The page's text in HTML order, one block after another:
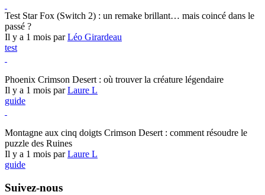
Test Star Fox (Switch 2) : un remake brillant… mais coincé dans le
passé ?
Il y a 1 mois parLéo Girardeau
test
Phoenix Crimson Desert : où trouver la créature légendaire
Il y a 1 mois parLaure L
guide
Montagne aux cinq doigts Crimson Desert : comment résoudre le
puzzle des Ruines
Il y a 1 mois parLaure L
guide
Suivez-nous